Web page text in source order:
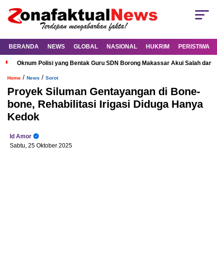
BERANDA NEWS GLOBAL NASIONAL HUKRIM PERISTIWA
Oknum Polisi yang Bentak Guru SDN Borong Makassar Akui Salah dan
Home / News / Sorot
Proyek Siluman Gentayangan di Bone-
bone, Rehabilitasi Irigasi Diduga Hanya
Kedok
Id Amor
Sabtu, 25 Oktober 2025